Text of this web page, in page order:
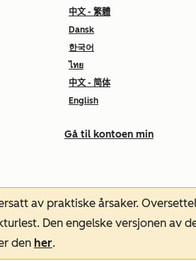
中文 - 繁體
Dansk
한국어
ไทย
中文 - 简体
English
Gå til kontoen min
av praktiske årsaker.
Den engelske versjonen av
den her.